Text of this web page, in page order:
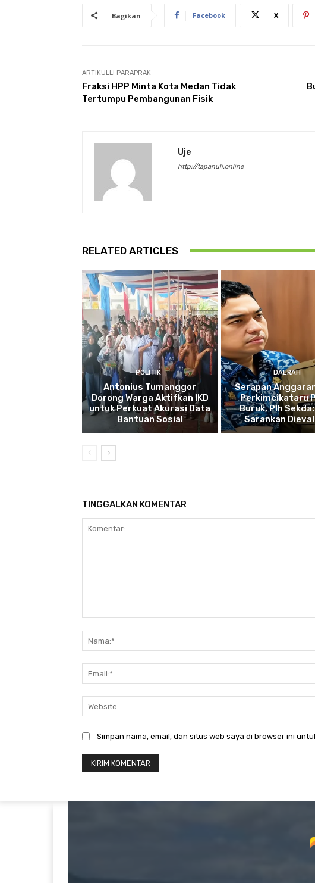
Bagikan Facebook X
ARTIKULLI PARAPRAK
Fraksi HPP Minta Kota Medan Tidak
Tertumpu Pembangunan Fisik
Uje
http://tapanuli.online
RELATED ARTICLES
POLITIK
Antonius Tumanggor
Dorong Warga Aktifkan IKD
untuk Perkuat Akurasi Data
Bantuan Sosial
DAERAH
Serapan
Perkimcikataru
Buruk, Plh
Sarankan
TINGGALKAN KOMENTAR
Simpan nama, email, dan situs web saya di browser ini